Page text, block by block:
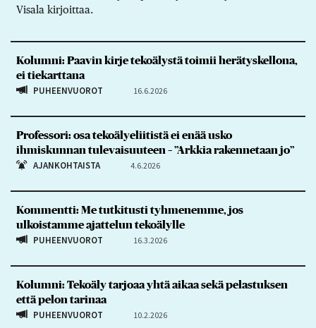
Visala kirjoittaa.
Kolumni: Paavin kirje tekoälystä toimii herätyskellona,
ei tiekarttana
PUHEENVUOROT 16.6.2026
Professori: osa tekoälyeliitistä ei enää usko
ihmiskunnan tulevaisuuteen – ”Arkkia rakennetaan jo”
AJANKOHTAISTA 4.6.2026
Kommentti: Me tutkitusti tyhmenemme, jos
ulkoistamme ajattelun tekoälylle
PUHEENVUOROT 16.3.2026
Kolumni: Tekoäly tarjoaa yhtä aikaa sekä pelastuksen
että pelon tarinaa
PUHEENVUOROT 10.2.2026